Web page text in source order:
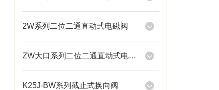
2W系列二位二通直动式电磁阀
ZW大口系列二位二通直动式电磁阀
K25J-BW系列截止式换向阀